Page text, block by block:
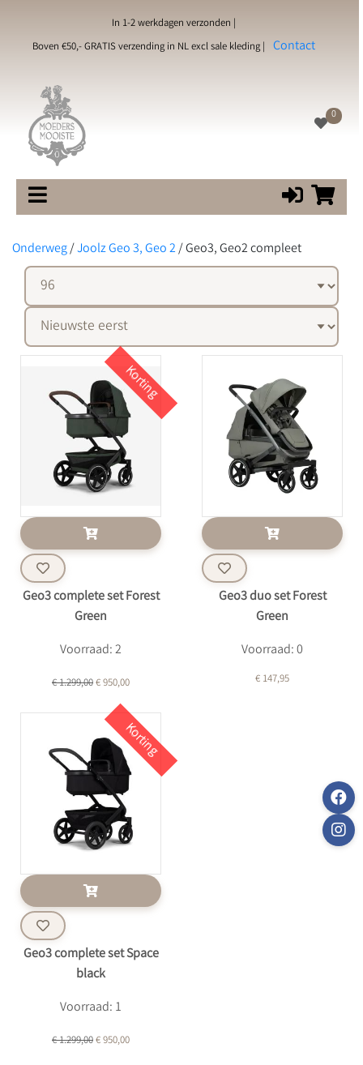
In 1-2 werkdagen verzonden |
Boven €50,- GRATIS verzending in NL excl sale kleding | Contact
0
Onderweg/Joolz Geo 3, Geo 2/Geo3, Geo2 compleet
Korting
Geo3 complete set Forest
Green
Voorraad: 2
€ 1.299,00€ 950,00
Geo3 duo set Forest
Green
Voorraad: 0
€ 147,95
Korting
Geo3 complete set Space
black
Voorraad: 1
€ 1.299,00€ 950,00